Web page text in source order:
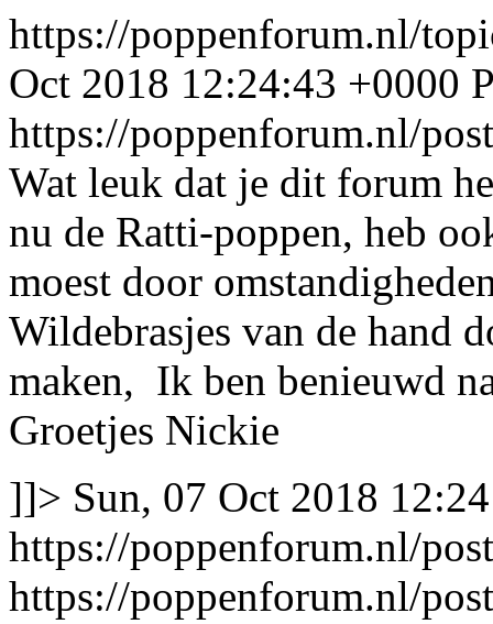
https://poppenforum.nl/
Oct 2018 12:24:43 +0000
https://poppenforum.nl/
Wat leuk dat je dit forum
nu de Ratti-poppen, heb
moest door
Wildebrasjes van de hand
maken, Ik ben benieuwd
Groetjes Nickie
]]> Sun, 07 Oct 2018
https://poppenforum.nl/
https://poppenforum.nl/